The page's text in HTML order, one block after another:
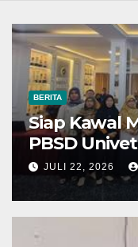
BERITA
Siap Kawal
PBSD
Pembekalan
JULI 22, 2026